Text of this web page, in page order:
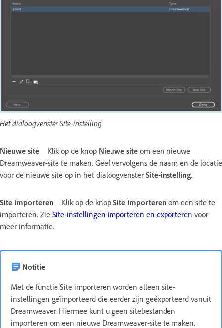
Het dialoogvenster Site-instelling
Nieuwe site Klik op de knop Nieuwe site om een nieuwe
Dreamweaver-site te maken. Geef vervolgens de naam en de locatie
voor de nieuwe site op in het dialoogvenster Site-instelling.
Site importeren Klik op de knop Site importeren om een site te
importeren. Zie Site-instellingen importeren en exporteren voor
meer informatie.
Notitie
Met de functie Site importeren worden alleen site-
instellingen geïmporteerd die eerder zijn geëxporteerd vanuit
Dreamweaver. Hiermee kunt u geen sitebestanden
importeren om een nieuwe Dreamweaver-site te maken.